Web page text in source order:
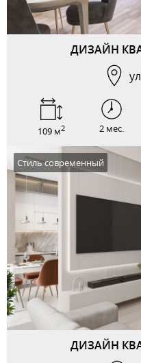
ДИЗАЙН
109 м2 2 мес.
ДИЗАЙН
Стиль современный